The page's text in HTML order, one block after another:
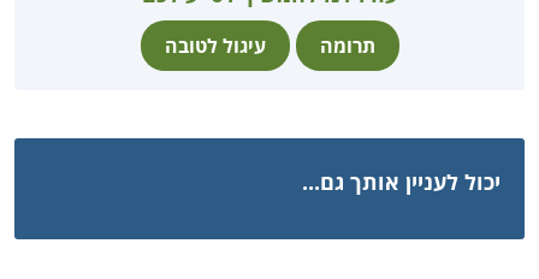
תרומה עיגול לטובה
יכול לעניין אותך גם...